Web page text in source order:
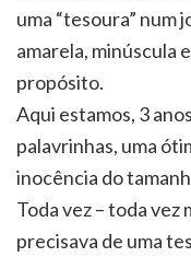
uma “tesoura” num
amarela, minúscula
propósito.
Aqui estamos, 3
palavrinhas, uma
inocência do
Toda vez – toda vez
precisava de uma